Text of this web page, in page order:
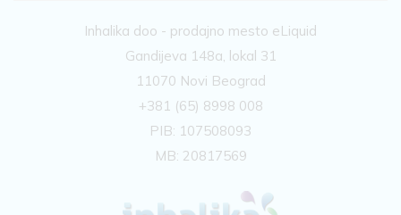
Inhalika doo - prodajno mesto eLiquid
Gandijeva 148a, lokal 31
11070 Novi Beograd
+381 (65) 8998 008
PIB: 107508093
MB: 20817569